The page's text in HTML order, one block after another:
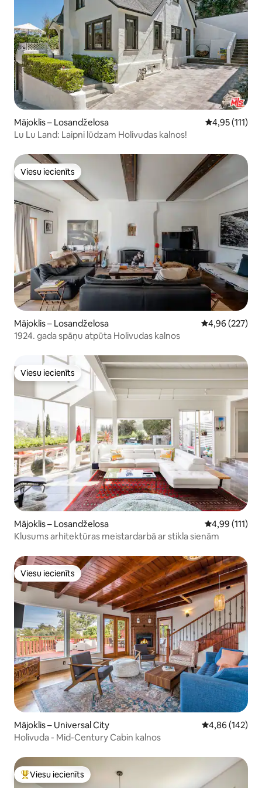
Mājoklis – Losandželosa Vidējais
4,95 (111)
Lu Lu Land: Laipni lūdzam Holivudas kalnos!
Viesu iecienīts
Viesu iecienīts
Mājoklis – Losandželosa Vidējais
4,96 (227)
1924. gada spāņu atpūta Holivudas kalnos
Viesu iecienīts
Viesu iecienīts
Mājoklis – Losandželosa Vidējais
4,99 (111)
Klusums arhitektūras meistardarbā ar stikla sienām
Viesu iecienīts
Viesu iecienīts
Mājoklis – Universal City Vidējais
4,86 (142)
Holivuda - Mid-Century Cabin kalnos
Populārs viesu iecienīts mājoklis
Viesu iecienīts